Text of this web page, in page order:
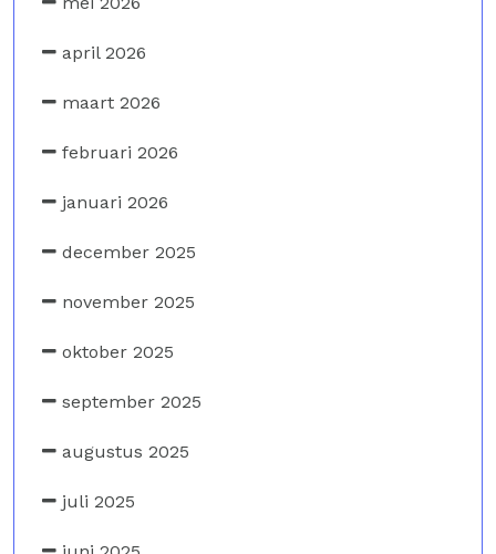
april 2026
maart 2026
februari 2026
januari 2026
december 2025
november 2025
oktober 2025
september 2025
augustus 2025
juli 2025